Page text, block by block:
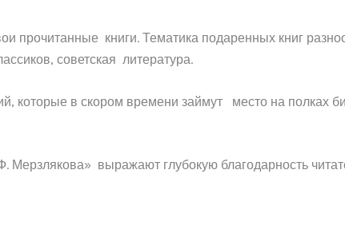
прочитанные книги. Тематика подаренных книг
советская литература.
в скором времени займут место на полках
выражают глубокую благодарность